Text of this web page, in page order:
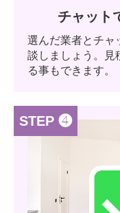
チャット
選んだ業者とチャ
談しましょう。見
る事もできます。
STEP ❹